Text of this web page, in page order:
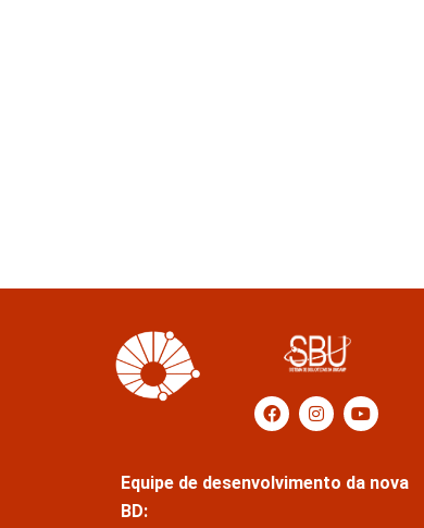
Equipe de desenvolvimento da nova
BD: